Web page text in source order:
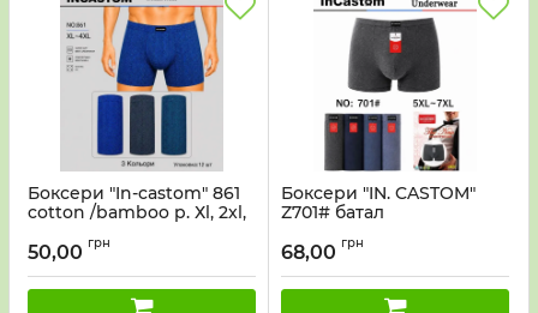
Боксери "In-castom" 861
cotton /bamboo р. Хl, 2xl,
12 шт
50,00 грн
Боксери "IN. CASTOM"
Z701# батал
7xl -ростовка 6 шт
68,00 грн